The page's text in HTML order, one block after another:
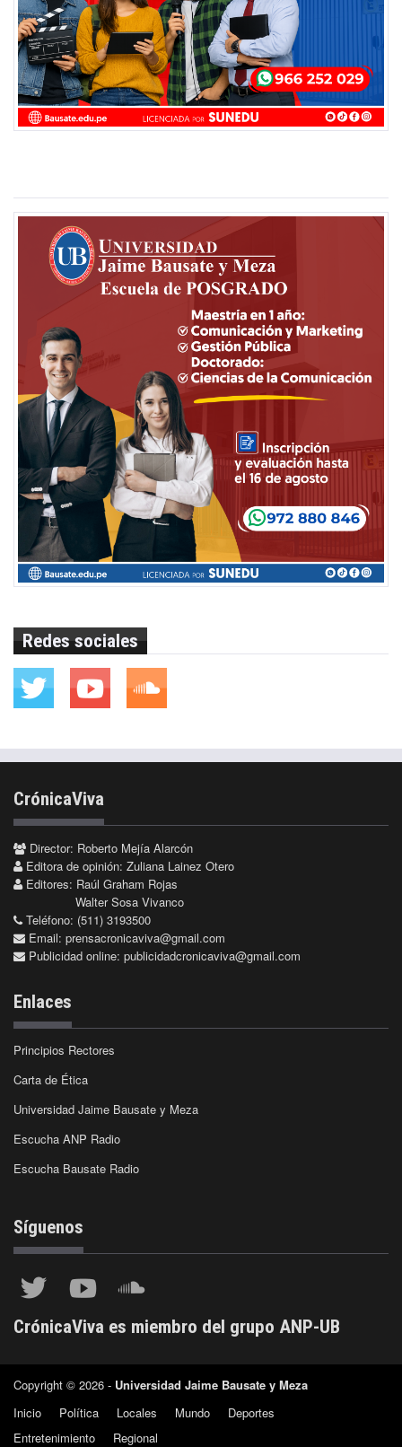
Redes sociales
CrónicaViva
Director: Roberto Mejía Alarcón
Editora de opinión: Zuliana Lainez Otero
Editores: Raúl Graham Rojas
Walter Sosa Vivanco
Teléfono: (511) 3193500
Email: prensacronicaviva@gmail.com
Publicidad online: publicidadcronicaviva@gmail.com
Enlaces
Principios Rectores
Carta de Ética
Universidad Jaime Bausate y Meza
Escucha ANP Radio
Escucha Bausate Radio
Síguenos
CrónicaViva es miembro del grupo ANP-UB
Copyright © 2026 - Universidad Jaime Bausate y Meza
Inicio
Política Locales Mundo
Deportes
Entretenimiento
Regional